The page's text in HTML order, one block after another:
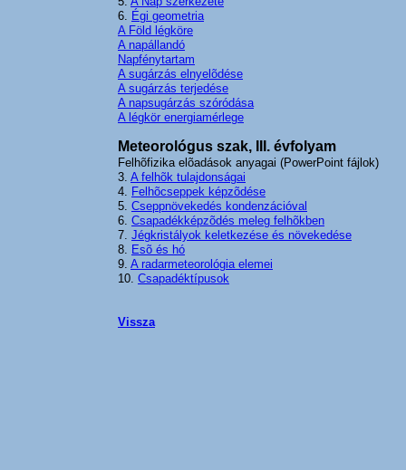
6. Égi geometria
A Föld légköre
A napállandó
Napfénytartam
A sugárzás elnyelõdése
A sugárzás terjedése
A napsugárzás szóródása
A légkör energiamérlege
Meteorológus szak, III. évfolyam
Felhõfizika elõadások anyagai (PowerPoint fájlok)
3. A felhõk tulajdonságai
4. Felhõcseppek képzõdése
5. Cseppnövekedés kondenzációval
6. Csapadékképzõdés meleg felhõkben
7. Jégkristályok keletkezése és növekedése
8. Esõ és hó
9. A radarmeteorológia elemei
10. Csapadéktípusok
Vissza